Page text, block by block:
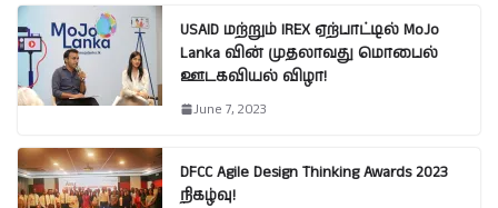
USAID மற்றும் IREX ஏற்பாட்டில் MoJo
Lanka வின் முதலாவது மொபைல்
ஊடகவியல் விழா!
June 7, 2023
DFCC Agile Design Thinking Awards 2023
நிகழ்வு!